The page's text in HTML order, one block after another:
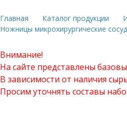
Главная Каталог продукции
Ножницы микрохирургические
Внимание!
На сайте представлены
В зависимости от наличия
Просим уточнять составы